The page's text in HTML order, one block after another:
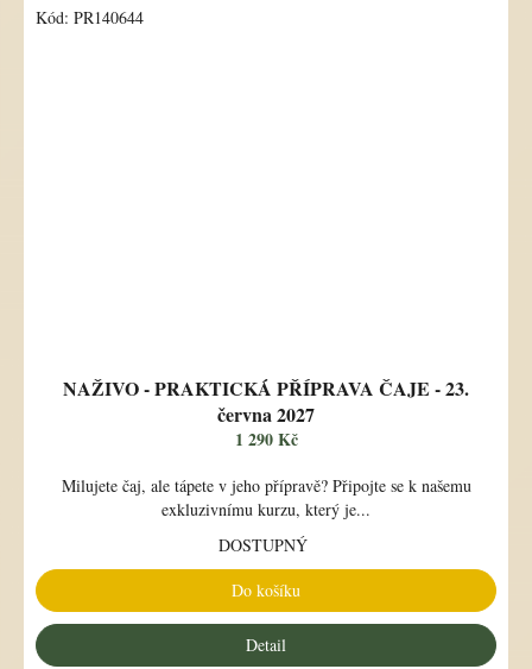
NAŽIVO - PRAKTICKÁ PŘÍPRAVA ČAJE - 23.
června 2027
1 290 Kč
Milujete čaj, ale tápete v jeho přípravě? Připojte se k našemu
exkluzivnímu kurzu, který je...
DOSTUPNÝ
Do košíku
Detail
Kód: PR140644